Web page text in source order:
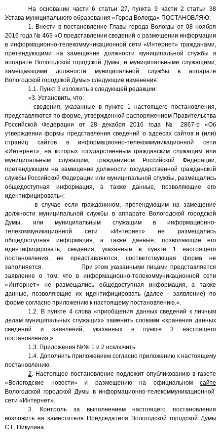
На основании части 6 статьи 27, пункта 9 части 2 статьи 38
Устава муниципального образования «Город Вологда» ПОСТАНОВЛЯЮ:
1. Внести в постановление Главы города Вологды от 08 ноября
2016 года № 469 «О представлении сведений о размещении информации
в информационно-телекоммуникационной сети «Интернет» гражданами,
претендующими на замещение должности муниципальной службы в
аппарате Вологодской городской Думы, и муниципальными служащими,
замещающими должности муниципальной службы в аппарате
Вологодской городской Думы» следующие изменения:
1.1. Пункт 3 изложить в следующей редакции:
«3. Установить, что:
-сведения, указанные в пункте 1 настоящего постановления,
представляются по форме, утвержденной распоряжением Правительства
Российской Федерации от 28 декабря 2016 года № 2867-р
«Об
утверждении формы представления сведений о адресах сайтов и (или)
страниц сайтов в информационно-телекоммуникационной сети
«Интернет», на которых государственным гражданским служащим или
муниципальным служащим, гражданином Российской Федерации,
претендующим на замещение должности государственной гражданской
службы Российской Федерации или муниципальной службы, размещались
общедоступная информация, а также данные, позволяющие его
идентифицировать»;
- в случае если гражданином, претендующим на замещение
должности муниципальной службы в аппарате Вологодской городской
Думы, или муниципальным служащим в информационно-
телекоммуникационной сети «Интернет» не размещались
общедоступная информация, а также данные, позволяющие его
идентифицировать, сведения, указанные в пункте 1 настоящего
постановления, не представляются, соответствующая форма не
заполняется.
При этом указанными лицами представляется
заявление о том, что в информационно-телекоммуникационной сети
«Интернет» не размещались общедоступная информация, а также
данные, позволяющие их идентифицировать (далее - заявление) по
форме согласно приложению к настоящему постановлению.».
1.2. В пункте 4 слова «приобщения данных сведений к личным
делам муниципальных служащих» заменить словами «хранения данных
сведений и заявлений, указанных в пункте 3 настоящего
постановления,».
1.3. Приложения №№ 1 и 2 исключить.
1.4. Дополнить приложением согласно приложению к настоящему
постановлению.
2. Настоящее постановление подлежит опубликованию в газете
«Вологодские новости» и размещению на официальном сайте
Вологодской городской Думы в информационно-телекоммуникационной
сети «Интернет».
3.
Контроль за выполнением настоящего постановления
возложить на заместителя Председателя Вологодской городской Думы
С.Г. Никулина.